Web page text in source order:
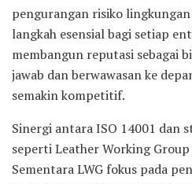
pengurangan risiko
langkah esensial bagi setiap
membangun reputasi sebagai
jawab dan berwawasan ke
semakin kompetitif.
Sinergi antara ISO 14001 dan
seperti Leather Working
Sementara LWG fokus pada